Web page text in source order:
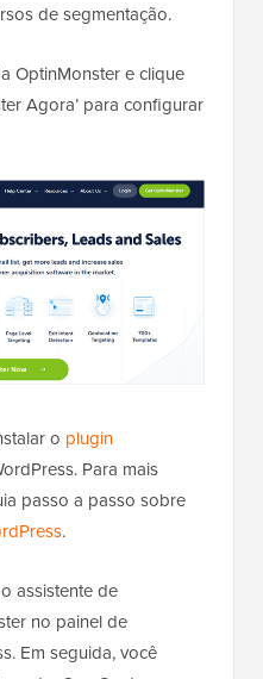
de segmentação.
OptinMonster e clique
Agora’ para configurar
o plugin
Para mais
passo a passo sobre
.
assistente de
no painel de
Em seguida, você